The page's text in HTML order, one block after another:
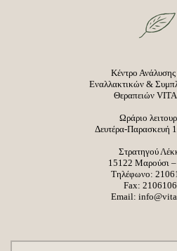
Κέντρο Ανάλυσης
Εναλλακτικών &
Θεραπειών
Ωράριο
Δευτέρα-Παρασκευή
Στρατηγού
15122 Μαρούσι –
Τηλέφωνο:
Fax:
Email: